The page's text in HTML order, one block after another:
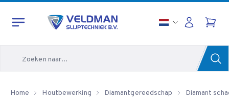
Home Houtbewerking Diamantgereedschap Diamant